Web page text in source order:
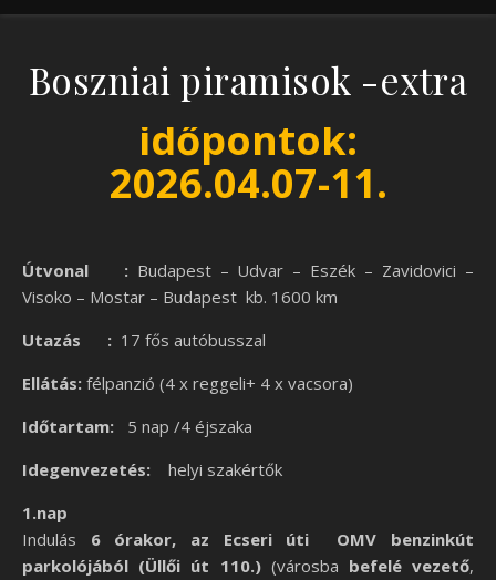
Boszniai piramisok -extra
időpontok:
2026.04.07-11.
Útvonal :Budapest – Udvar – Eszék – Zavidovici –
Visoko – Mostar – Budapest kb. 1600 km
Utazás : 17 fős autóbusszal
Ellátás: félpanzió (4 x reggeli+ 4 x vacsora)
Időtartam:
5 nap /4 éjszaka
Idegenvezetés:
helyi szakértők
1.nap
Indulás 6 órakor, az Ecseri úti OMV benzinkút
parkolójából (Üllői út 110.)(városba befelé vezető,